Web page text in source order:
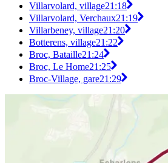
Villarvolard, village21:18
Villarvolard, Verchaux21:19
Villarbeney, village21:20
Botterens, village21:22
Broc, Bataille21:24
Broc, Le Home21:25
Broc-Village, gare21:29